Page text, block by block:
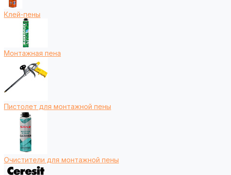
Клей-пены
Монтажная пена
Пистолет для монтажной пены
Очистители для монтажной пены